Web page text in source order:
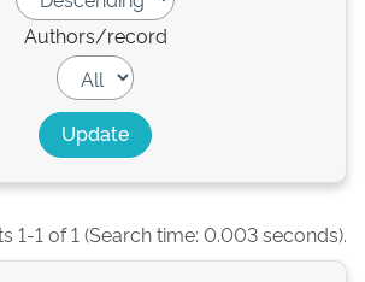
Authors/record
1-1 of 1 (Search time: 0.003 seconds).